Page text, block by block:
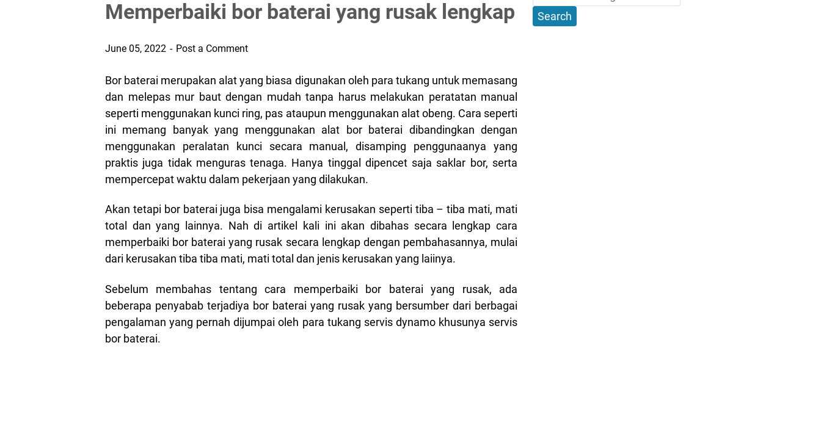
Memperbaiki bor baterai yang rusak lengkap
June 05, 2022 Post a Comment
Bor baterai merupakan alat yang biasa digunakan oleh para tukang untuk memasang
dan melepas mur baut dengan mudah tanpa harus melakukan peratatan manual
seperti menggunakan kunci ring, pas ataupun menggunakan alat obeng. Cara seperti
ini memang banyak yang menggunakan alat bor baterai dibandingkan dengan
menggunakan peralatan kunci secara manual, disamping penggunaanya yang
praktis juga tidak menguras tenaga. Hanya tinggal dipencet saja saklar bor, serta
mempercepat waktu dalam pekerjaan yang dilakukan.
Akan tetapi bor baterai juga bisa mengalami kerusakan seperti tiba – tiba mati, mati
total dan yang lainnya. Nah di artikel kali ini akan dibahas secara lengkap cara
memperbaiki bor baterai yang rusak secara lengkap dengan pembahasannya, mulai
dari kerusakan tiba tiba mati, mati total dan jenis kerusakan yang laiinya.
Sebelum membahas tentang cara memperbaiki bor baterai yang rusak, ada
beberapa penyabab terjadiya bor baterai yang rusak yang bersumber dari berbagai
pengalaman yang pernah dijumpai oleh para tukang servis dynamo khusunya servis
bor baterai.